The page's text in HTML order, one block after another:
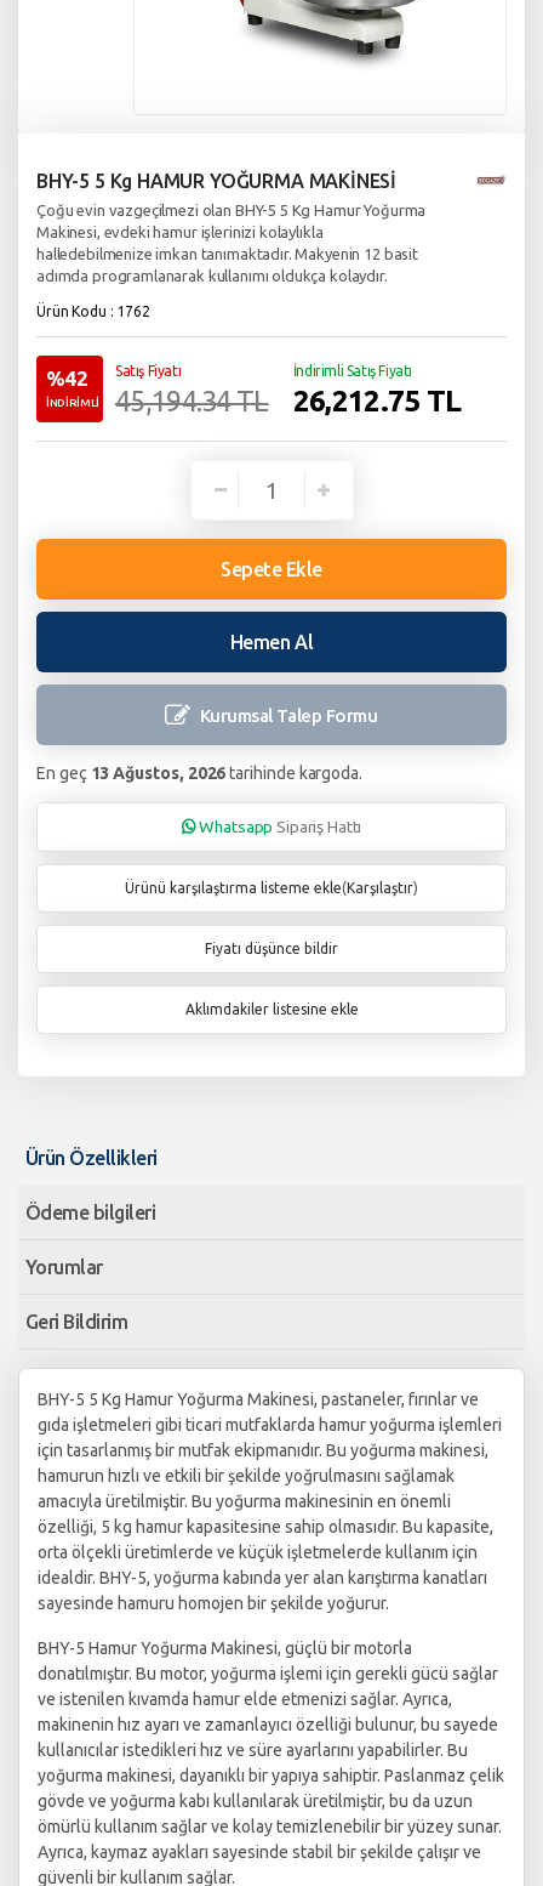
BHY-5 5 Kg HAMUR YOĞURMA MAKİNESİ
Çoğu evin vazgeçilmezi olan BHY-5 5 Kg Hamur Yoğurma
Makinesi, evdeki hamur işlerinizi kolaylıkla
halledebilmenize imkan tanımaktadır. Makyenin 12 basit
adımda programlanarak kullanımı oldukça kolaydır.
Ürün Kodu : 1762
%42
İNDİRİMLİ
Satış Fiyatı
45,194.34 TL
İndirimli Satış Fiyatı
26,212.75 TL
Sepete Ekle
Hemen Al
Kurumsal Talep Formu
En geç 13 Ağustos, 2026tarihinde kargoda.
Whatsapp Sipariş Hattı
Ürünü karşılaştırma listeme ekle( Karşılaştır)
Fiyatı düşünce bildir
Aklımdakiler listesine ekle
Ürün Özellikleri
Ödeme bilgileri
Yorumlar
Geri Bildirim
BHY-5 5 Kg Hamur Yoğurma Makinesi, pastaneler, fırınlar ve
gıda işletmeleri gibi ticari mutfaklarda hamur yoğurma işlemleri
için tasarlanmış bir mutfak ekipmanıdır. Bu yoğurma makinesi,
hamurun hızlı ve etkili bir şekilde yoğrulmasını sağlamak
amacıyla üretilmiştir. Bu yoğurma makinesinin en önemli
özelliği, 5 kg hamur kapasitesine sahip olmasıdır. Bu kapasite,
orta ölçekli üretimlerde ve küçük işletmelerde kullanım için
idealdir. BHY-5, yoğurma kabında yer alan karıştırma kanatları
sayesinde hamuru homojen bir şekilde yoğurur.
BHY-5 Hamur Yoğurma Makinesi, güçlü bir motorla
donatılmıştır. Bu motor, yoğurma işlemi için gerekli gücü sağlar
ve istenilen kıvamda hamur elde etmenizi sağlar. Ayrıca,
makinenin hız ayarı ve zamanlayıcı özelliği bulunur, bu sayede
kullanıcılar istedikleri hız ve süre ayarlarını yapabilirler. Bu
yoğurma makinesi, dayanıklı bir yapıya sahiptir. Paslanmaz çelik
gövde ve yoğurma kabı kullanılarak üretilmiştir, bu da uzun
ömürlü kullanım sağlar ve kolay temizlenebilir bir yüzey sunar.
Ayrıca, kaymaz ayakları sayesinde stabil bir şekilde çalışır ve
güvenli bir kullanım sağlar.